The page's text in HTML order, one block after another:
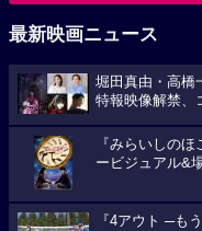
最新映画ニュース
堀田真由・高橋
特報映像解禁、
『みらいしの
ービジュアル&
『4アウト ─も